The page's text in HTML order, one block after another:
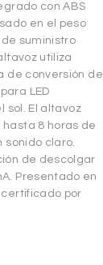
con ABS
en el peso
suministro
utiliza
de conversión del
LED
sol. El altavoz
8 horas de
sonido claro.
de descolgar
Presentado en
certificado por